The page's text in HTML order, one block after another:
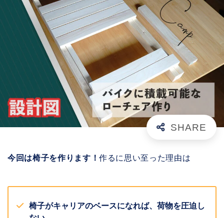
今回は椅子を作ります！作るに思い至った理由は
椅子がキャリアのベースになれば、荷物を圧迫し